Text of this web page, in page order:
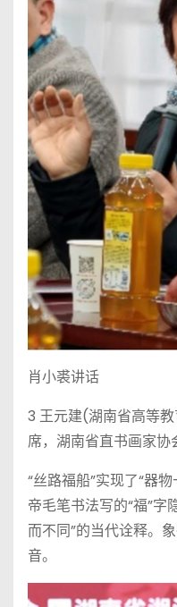
肖小裘讲话
3 王元建(湖南省高等
席，湖南省直书画家协
“丝路福船”实现了“器
帝毛笔书法写的“福”字
而不同”的当代诠释。
音。